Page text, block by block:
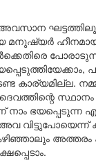
അവസാന
മനുഷ്യർ
കാര്യമില്ല.
സ്ഥാനം
നാം ഭയപ്പെടുന്ന
വിട്ടുപോയെന്ന്